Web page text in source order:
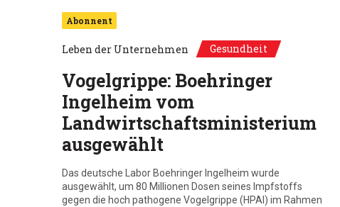
Abonnent
Leben der Unternehmen Gesundheit
Vogelgrippe: Boehringer
Ingelheim vom
Landwirtschaftsministerium
ausgewählt
Das deutsche Labor Boehringer Ingelheim wurde
ausgewählt, um 80 Millionen Dosen seines Impfstoffs
gegen die hoch pathogene Vogelgrippe (HPAI) im Rahmen